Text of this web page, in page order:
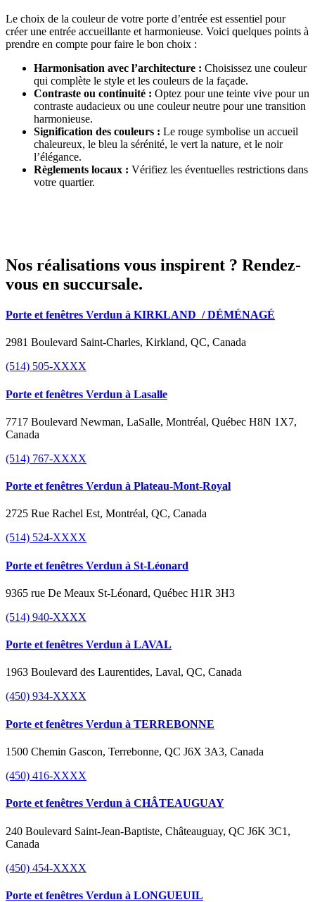
Le choix de la couleur de votre porte d’entrée est essentiel pour
créer une entrée accueillante et harmonieuse. Voici quelques points à
prendre en compte pour faire le bon choix :
Harmonisation avec l’architecture : Choisissez une couleur
qui complète le style et les couleurs de la façade.
Contraste ou continuité : Optez pour une teinte vive pour un
contraste audacieux ou une couleur neutre pour une transition
harmonieuse.
Signification des couleurs : Le rouge symbolise un accueil
chaleureux, le bleu la sérénité, le vert la nature, et le noir
l’élégance.
Règlements locaux : Vérifiez les éventuelles restrictions dans
votre quartier.
Nos réalisations vous inspirent ? Rendez-
vous en succursale.
Porte et fenêtres Verdun à KIRKLAND / DÉMÉNAGÉ
2981 Boulevard Saint-Charles, Kirkland, QC, Canada
(514) 505-XXXX
Porte et fenêtres Verdun à Lasalle
7717 Boulevard Newman, LaSalle, Montréal, Québec H8N 1X7,
Canada
(514) 767-XXXX
Porte et fenêtres Verdun à Plateau-Mont-Royal
2725 Rue Rachel Est, Montréal, QC, Canada
(514) 524-XXXX
Porte et fenêtres Verdun à St-Léonard
9365 rue De Meaux St-Léonard, Québec H1R 3H3
(514) 940-XXXX
Porte et fenêtres Verdun à LAVAL
1963 Boulevard des Laurentides, Laval, QC, Canada
(450) 934-XXXX
Porte et fenêtres Verdun à TERREBONNE
1500 Chemin Gascon, Terrebonne, QC J6X 3A3, Canada
(450) 416-XXXX
Porte et fenêtres Verdun à CHÂTEAUGUAY
240 Boulevard Saint-Jean-Baptiste, Châteauguay, QC J6K 3C1,
Canada
(450) 454-XXXX
Porte et fenêtres Verdun à LONGUEUIL